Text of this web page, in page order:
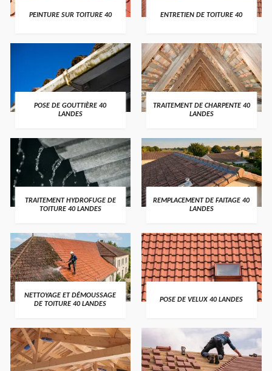
PEINTURE SUR TOITURE 40 ENTRETIEN DE TOITURE 40
POSE DE GOUTTIÈRE 40
LANDES
TRAITEMENT DE CHARPENTE 40
LANDES
TRAITEMENT HYDROFUGE DE
TOITURE 40 LANDES
REMPLACEMENT DE FAITAGE 40
LANDES
NETTOYAGE ET DÉMOUSSAGE
DE TOITURE 40 LANDES
POSE DE VELUX 40 LANDES